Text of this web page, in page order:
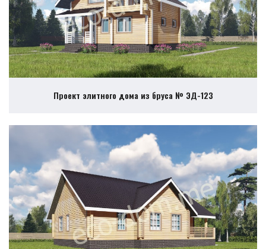
Проект элитного дома из бруса № ЭД-123